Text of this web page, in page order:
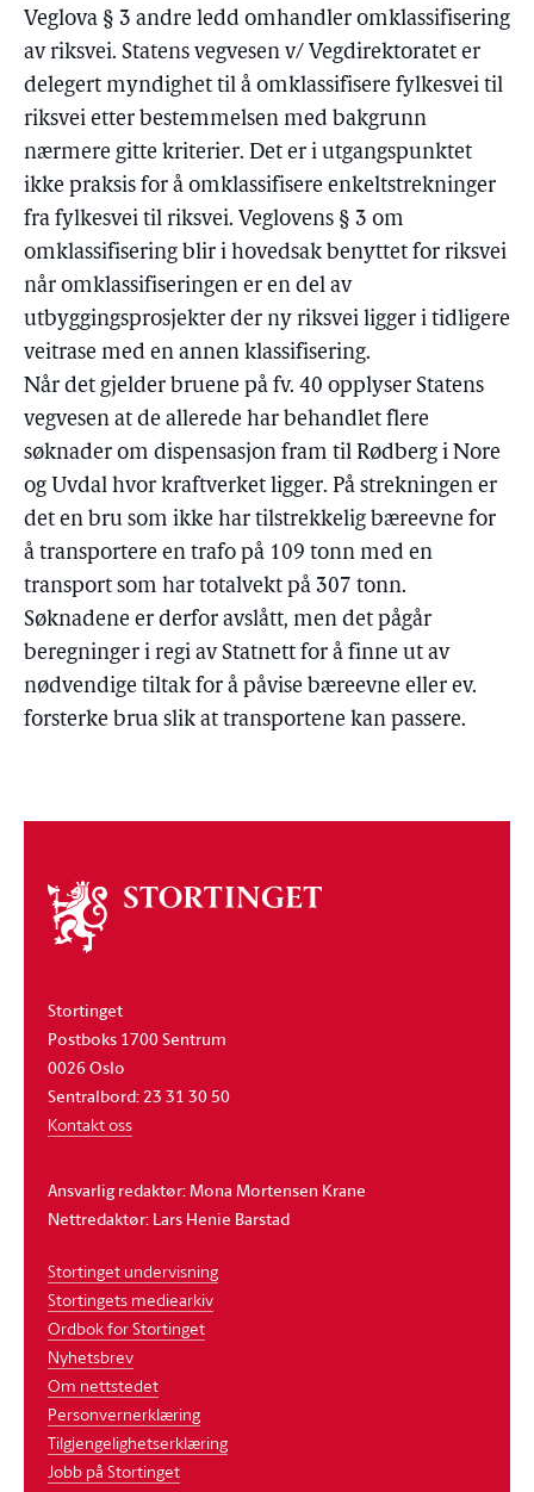
Veglova § 3 andre ledd omhandler omklassifisering
av riksvei. Statens vegvesen v/ Vegdirektoratet er
delegert myndighet til å omklassifisere fylkesvei til
riksvei etter bestemmelsen med bakgrunn
nærmere gitte kriterier. Det er i utgangspunktet
ikke praksis for å omklassifisere enkeltstrekninger
fra fylkesvei til riksvei. Veglovens § 3 om
omklassifisering blir i hovedsak benyttet for riksvei
når omklassifiseringen er en del av
utbyggingsprosjekter der ny riksvei ligger i tidligere
veitrase med en annen klassifisering.
Når det gjelder bruene på fv. 40 opplyser Statens
vegvesen at de allerede har behandlet flere
søknader om dispensasjon fram til Rødberg i Nore
og Uvdal hvor kraftverket ligger. På strekningen er
det en bru som ikke har tilstrekkelig bæreevne for
å transportere en trafo på 109 tonn med en
transport som har totalvekt på 307 tonn.
Søknadene er derfor avslått, men det pågår
beregninger i regi av Statnett for å finne ut av
nødvendige tiltak for å påvise bæreevne eller ev.
forsterke brua slik at transportene kan passere.
Om
stortinget
Stortinget
Postboks 1700 Sentrum
0026 Oslo
Sentralbord: 23 31 30 50
Kontakt oss
Ansvarlig redaktør: Mona Mortensen Krane
Nettredaktør: Lars Henie Barstad
Stortinget undervisning
Stortingets mediearkiv
Ordbok for Stortinget
Nyhetsbrev
Om nettstedet
Personvernerklæring
Tilgjengelighetserklæring
Jobb på Stortinget